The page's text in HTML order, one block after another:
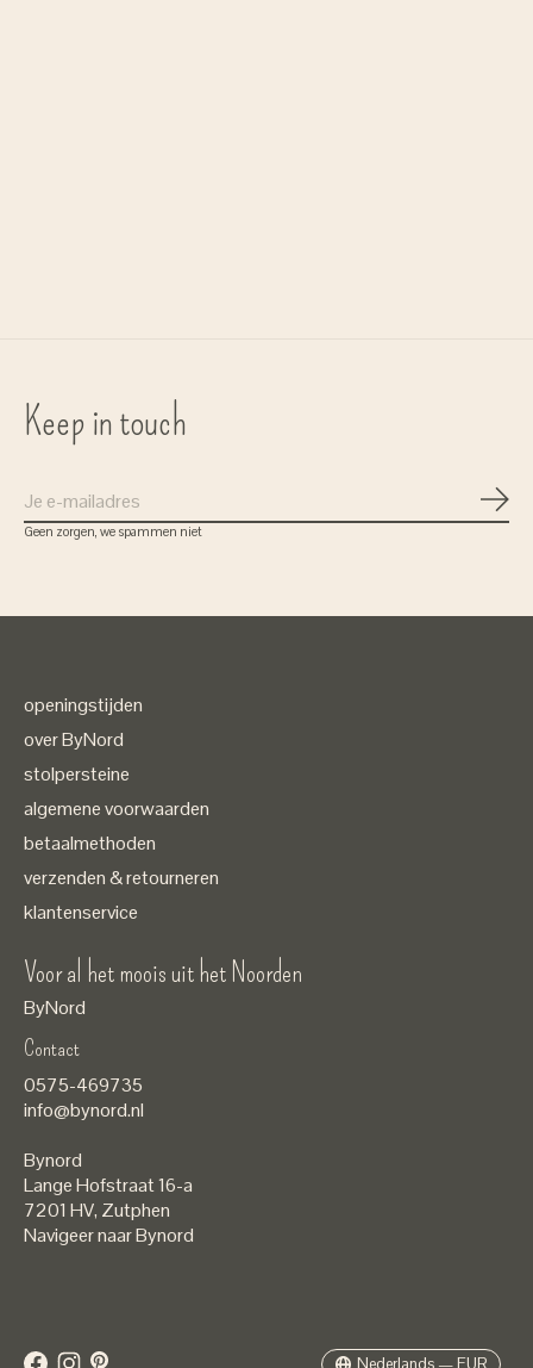
Keep in touch
Geen zorgen, we spammen niet
openingstijden
over ByNord
stolpersteine
algemene voorwaarden
betaalmethoden
verzenden & retourneren
klantenservice
Voor al het moois uit het Noorden
ByNord
Contact
0575-469735
info@bynord.nl
Bynord
Lange Hofstraat 16-a
7201 HV, Zutphen
Navigeer naar Bynord